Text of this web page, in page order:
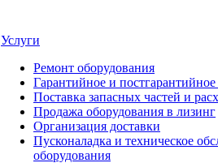
Услуги
Ремонт оборудования
Гарантийное и
Поставка запасных частей и
Продажа оборудования в лизинг
Организация доставки
Пусконаладка и техническое
оборудования